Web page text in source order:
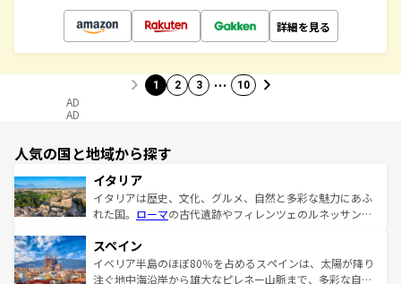
詳細を見る
1 2 3 … 10
AD
AD
人気の国と地域から探す
イタリア
イタリアは歴史、文化、グルメ、自然と多彩な魅力にあふ
れた国。 ローマの古代遺跡やフィレンツェのルネッサンス
ろん、トスカーナの美しい田園風景やアマルフィ海岸の絶
景など、自然景観も見逃せない。観光の合間には、本場の
ピザやパスタなど、絶品のイタリア料理を堪能することも
スペイン
イベリア半島のほぼ80％を占めるスペインは、太陽が降り
注ぐ地中海沿岸から雄大なピレネー山脈まで、多彩な自然